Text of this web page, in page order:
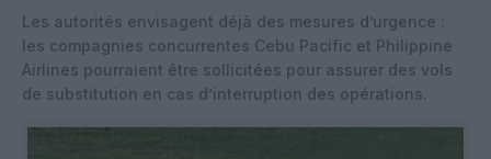
Les autorités envisagent déjà des mesures d’urgence :
les compagnies concurrentes Cebu Pacific et Philippine
Airlines pourraient être sollicitées pour assurer des vols
de substitution en cas d’interruption des opérations.